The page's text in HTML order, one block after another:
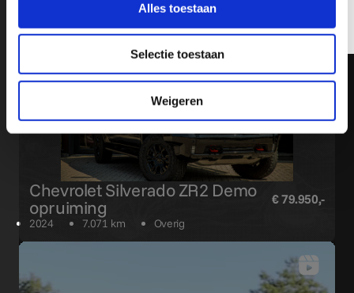
Alles toestaan
Selectie toestaan
Weigeren
Chevrolet Silverado ZR2 Demo
opruiming € 79.950,-
2024 7.071 km Overig
ActiveCampaign